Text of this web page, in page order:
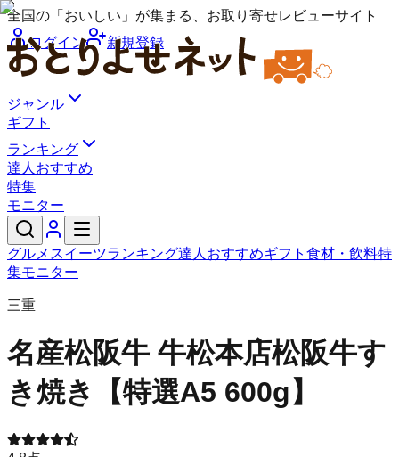
全国の「おいしい」が集まる、お取り寄せレビューサイト
ログイン
新規登録
ジャンル
ギフト
ランキング
達人おすすめ
特集
モニター
グルメ スイーツランキング達人おすすめギフト 食材・飲料特
集モニター
三重
名産松阪牛 牛松本店松阪牛す
き焼き【特選A5 600g】